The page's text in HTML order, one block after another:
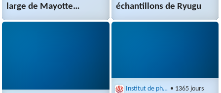
large de Mayotte…
échantillons de Ryugu
Institut de physique du globe de Paris (IPGP) • 1365 jours